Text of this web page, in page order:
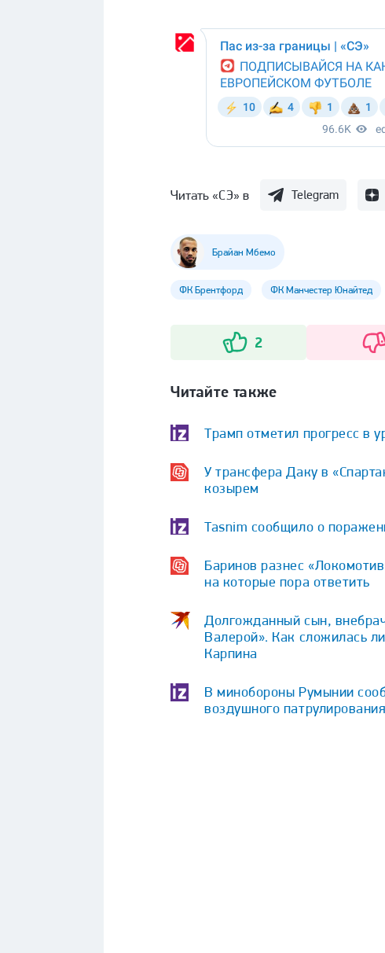
Читать «СЭ» в Telegram
Брайан Мбемо
ФК Брентфорд ФК Манчестер Юнайтед
2
Читайте также
Трамп отметил прогресс в
У трансфера Даку в
козырем
Tasnim сообщило о
Баринов разнес
на которые пора ответить
Долгожданный сын,
Валерой». Как сложилась
Карпина
В минобороны Румынии
воздушного патрулирования